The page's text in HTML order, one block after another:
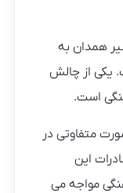
همدان به
یکی از چالش
است.
متفاوتی در
این
مواجه می